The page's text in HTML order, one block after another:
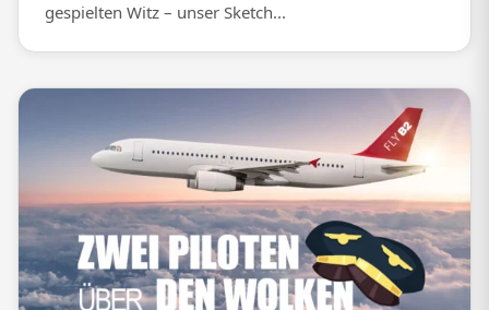
gespielten Witz – unser Sketch...